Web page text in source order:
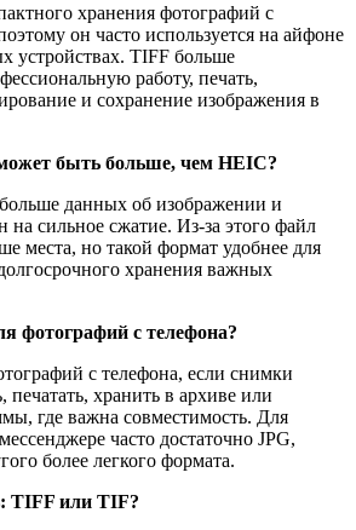
хранения фотографий с
он часто используется на айфоне
устройствах. TIFF больше
работу, печать,
и сохранение изображения в
быть больше, чем HEIC?
данных об изображении и
на сильное сжатие. Из-за этого файл
места, но такой формат удобнее для
хранения важных
фотографий с телефона?
с телефона, если снимки
печатать, хранить в архиве или
где важна совместимость. Для
часто достаточно JPG,
более легкого формата.
TIFF или TIF?